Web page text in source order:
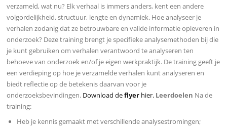
verzameld, wat nu? Elk verhaal is immers anders, kent een andere
volgordelijkheid, structuur, lengte en dynamiek. Hoe analyseer je
verhalen zodanig dat ze betrouwbare en valide informatie opleveren in
onderzoek? Deze training brengt je specifieke analysemethoden bij die
je kunt gebruiken om verhalen verantwoord te analyseren ten
behoeve van onderzoek en/of je eigen werkpraktijk. De training geeft je
een verdieping op hoe je verzamelde verhalen kunt analyseren en
biedt reflectie op de betekenis daarvan voor je
onderzoeksbevindingen. Download deflyer hier. Leerdoelen Na de
training:
Heb je kennis gemaakt met verschillende analysestromingen;